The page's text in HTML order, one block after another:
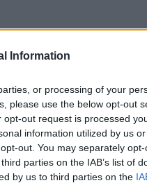
Information
or processing of your
please use the below opt-out
out request is processed
information utilized by us
out. You may separately
parties on the IAB’s list of
by us to third parties on the
Google Sans betűtípus
automatikus lefekvési mód,
Watch 2-re is
3-ra érkezik, az eszköz
a felhasználók nyomon
időszakukról.